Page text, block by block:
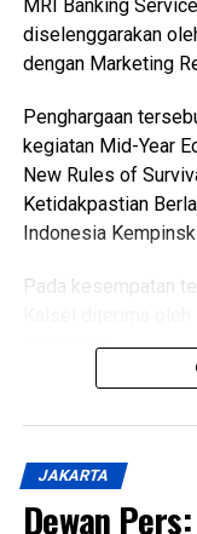
MRI Banking
diselenggarakan
dengan Marketing
Penghargaan
kegiatan Mid-Year
New Rules of
Ketidakpastian
Indonesia
Pada kesempatan
Damayanti.
independen yang
melalui berbagai
(walk-in channel)
JAKARTA
Dewan